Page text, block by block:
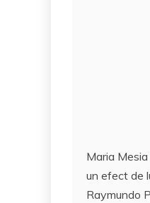
Maria
un efect de
Raymundo